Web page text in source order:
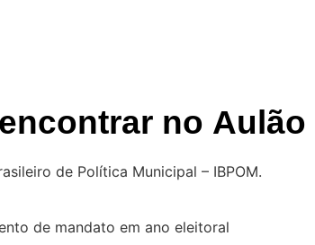
no Aulão
de Política Municipal – IBPOM.
de mandato em ano eleitoral